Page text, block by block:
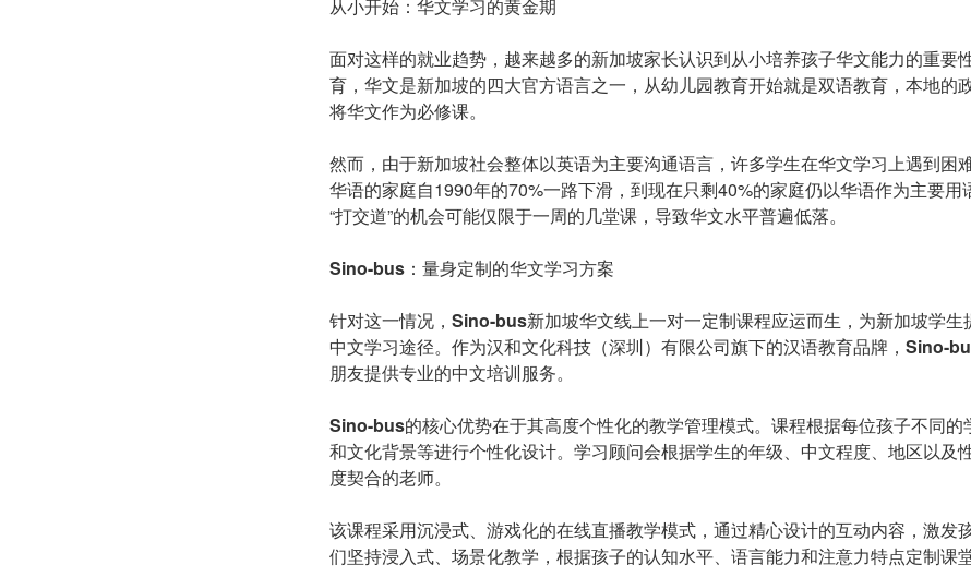
从小开始：华文学习的黄金期
面对这样的就业趋势，越来越多的新加坡家长认识到从小培养孩子华文能力的重要
育，华文是新加坡的四大官方语言之一，从幼儿园教育开始就是双语教育，本地的
将华文作为必修课。
然而，由于新加坡社会整体以英语为主要沟通语言，许多学生在华文学习上遇到困
华语的家庭自1990年的70%一路下滑，到现在只剩40%的家庭仍以华语作为主要用
“打交道”的机会可能仅限于一周的几堂课，导致华文水平普遍低落。
Sino-bus ：量身定制的华文学习方案
针对这一情况， Sino-bus新加坡华文线上一对一定制课程应运而生，为新加坡学生
中文学习途径。作为汉和文化科技（深圳）有限公司旗下的汉语教育品牌， Sino-b
朋友提供专业的中文培训服务。
Sino-bus的核心优势在于其高度个性化的教学管理模式。课程根据每位孩子不同
和文化背景等进行个性化设计。学习顾问会根据学生的年级、中文程度、地区以及
度契合的老师。
该课程采用沉浸式、游戏化的在线直播教学模式，通过精心设计的互动内容，激发
们坚持浸入式、场景化教学，根据孩子的认知水平、语言能力和注意力特点定制课堂